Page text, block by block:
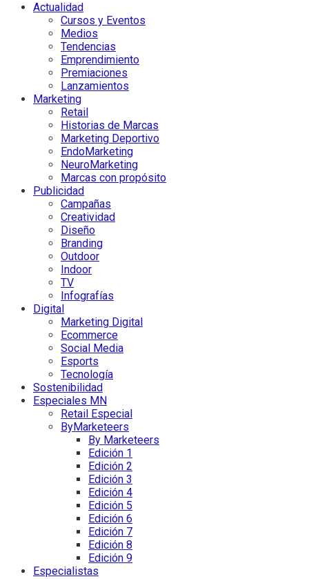
Actualidad
Cursos y Eventos
Medios
Tendencias
Emprendimiento
Premiaciones
Lanzamientos
Marketing
Retail
Historias de Marcas
Marketing Deportivo
EndoMarketing
NeuroMarketing
Marcas con propósito
Publicidad
Campañas
Creatividad
Diseño
Branding
Outdoor
Indoor
TV
Infografías
Digital
Marketing Digital
Ecommerce
Social Media
Esports
Tecnología
Sostenibilidad
Especiales MN
Retail Especial
ByMarketeers
By Marketeers
Edición 1
Edición 2
Edición 3
Edición 4
Edición 5
Edición 6
Edición 7
Edición 8
Edición 9
Especialistas